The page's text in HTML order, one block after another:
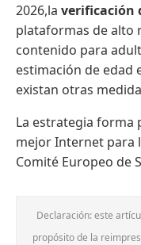
2026,la verificación
plataformas de alto
contenido para
estimación de edad
existan otras
La estrategia forma
mejor Internet para
Comité Europeo de
Declaración: este
propósito de la